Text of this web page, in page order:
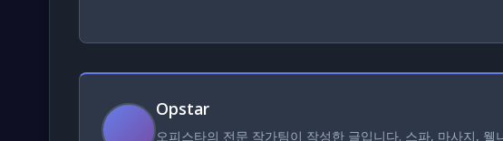
Opstar
오피스타의 전문 작가팀이 작성한 글입니다. 스파, 마사지,